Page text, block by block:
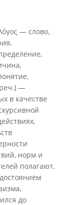
— слово,
—
в качестве
норм и
полагают,
до